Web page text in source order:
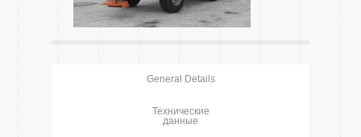
General Details
Технические
данные